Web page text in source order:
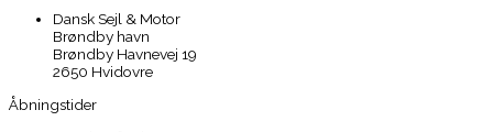
Dansk Sejl & Motor
Brøndby havn
Brøndby Havnevej 19
2650 Hvidovre
Åbningstider